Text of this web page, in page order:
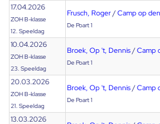
17.04.2026
ZOH B-klasse
12. Speeldag
Frusch, Roger/Camp op
De Poart 1
10.04.2026
ZOH B-klasse
23. Speeldag
Broek, Op 't, Dennis/Camp
De Poart 1
20.03.2026
ZOH B-klasse
21. Speeldag
Broek, Op 't, Dennis/Camp
De Poart 1
13.03.2026